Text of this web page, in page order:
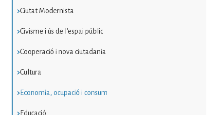
Ciutat Modernista
Civisme i ús de l'espai públic
Cooperació i nova ciutadania
Cultura
Economia, ocupació i consum
Educació